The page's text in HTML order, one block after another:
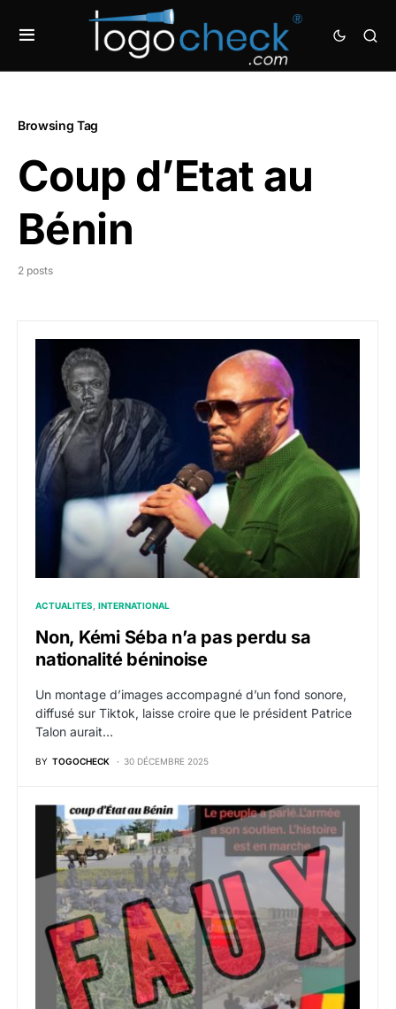
Browsing Tag
Coup d’Etat au
Bénin
2 posts
ACTUALITES INTERNATIONAL
Non, Kémi Séba n’a pas perdu sa
nationalité béninoise
Un montage d’images accompagné d’un fond sonore,
diffusé sur Tiktok, laisse croire que le président Patrice
Talon aurait…
BY TOGOCHECK 30 DÉCEMBRE 2025